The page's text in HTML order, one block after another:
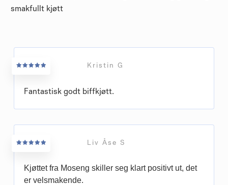
smakfullt kjøtt
Kristin G
Fantastisk godt biffkjøtt.
Liv Åse S
Kjøttet fra Moseng skiller seg klart positivt ut, det
er velsmakende.